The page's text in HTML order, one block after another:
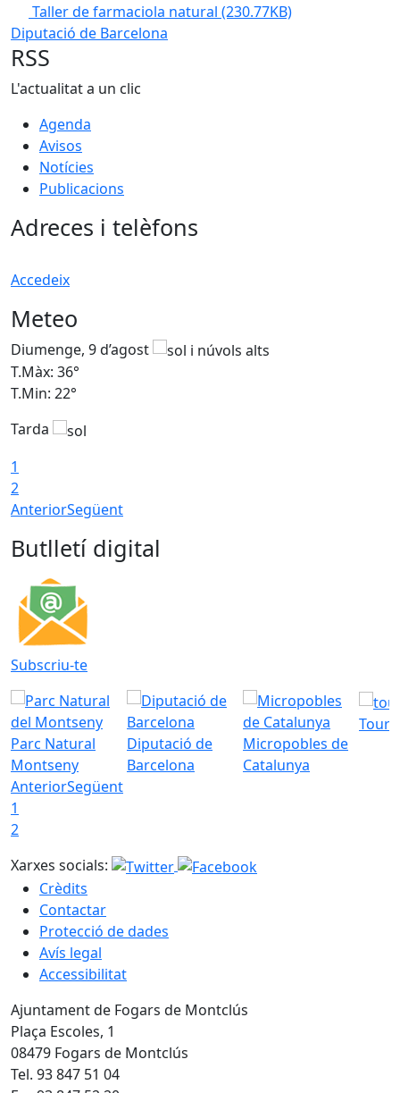
Taller de farmaciola natural (230.77KB)
Diputació de Barcelona
RSS
L'actualitat a un clic
Agenda
Avisos
Notícies
Publicacions
Adreces i telèfons
Accedeix
Meteo
Diumenge, 9 d’agost
T.Màx: 36°
T.Min: 22°
Tarda
1
2
AnteriorSegüent
Butlletí digital
Subscriu-te
Parc Natural
Montseny
Diputació de
Barcelona
Micropobles de
Catalunya
AnteriorSegüent
1
2
Xarxes socials:
Crèdits
Contactar
Protecció de dades
Avís legal
Accessibilitat
Ajuntament de Fogars de Montclús
Plaça Escoles, 1
08479 Fogars de Montclús
Tel. 93 847 51 04